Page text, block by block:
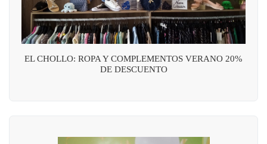
EL CHOLLO: ROPA Y COMPLEMENTOS VERANO 20%
DE DESCUENTO